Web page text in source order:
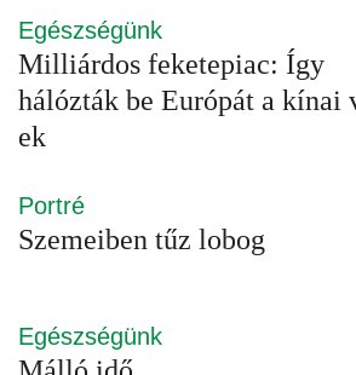
Egészségünk
Milliárdos feketepiac: Így
hálózták be Európát a kínai
ek
Portré
Szemeiben tűz lobog
Egészségünk